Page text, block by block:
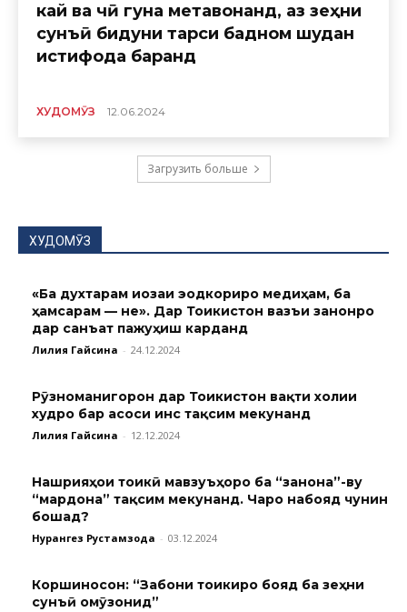
кай ва чӣ гуна метавонанд, аз зеҳни
сунъӣ бидуни тарси бадном шудан
истифода баранд
ХУДОМӮЗ 12.06.2024
Загрузить больше
ХУДОМӮЗ
«Ба духтарам иҷозаи эҷодкориро медиҳам, ба
ҳамсарам — не». Дар Тоҷикистон вазъи занонро
дар санъат пажуҳиш карданд
Лилия Гайсина - 24.12.2024
Рӯзноманигорон дар Тоҷикистон вақти холии
худро бар асоси ҷинс тақсим мекунанд
Лилия Гайсина - 12.12.2024
Нашрияҳои тоҷикӣ мавзуъҳоро ба “занона”-ву
“мардона” тақсим мекунанд. Чаро набояд чунин
бошад?
Нурангез Рустамзода - 03.12.2024
Коршиносон: “Забони тоҷикиро бояд ба зеҳни
сунъӣ омӯзонид”